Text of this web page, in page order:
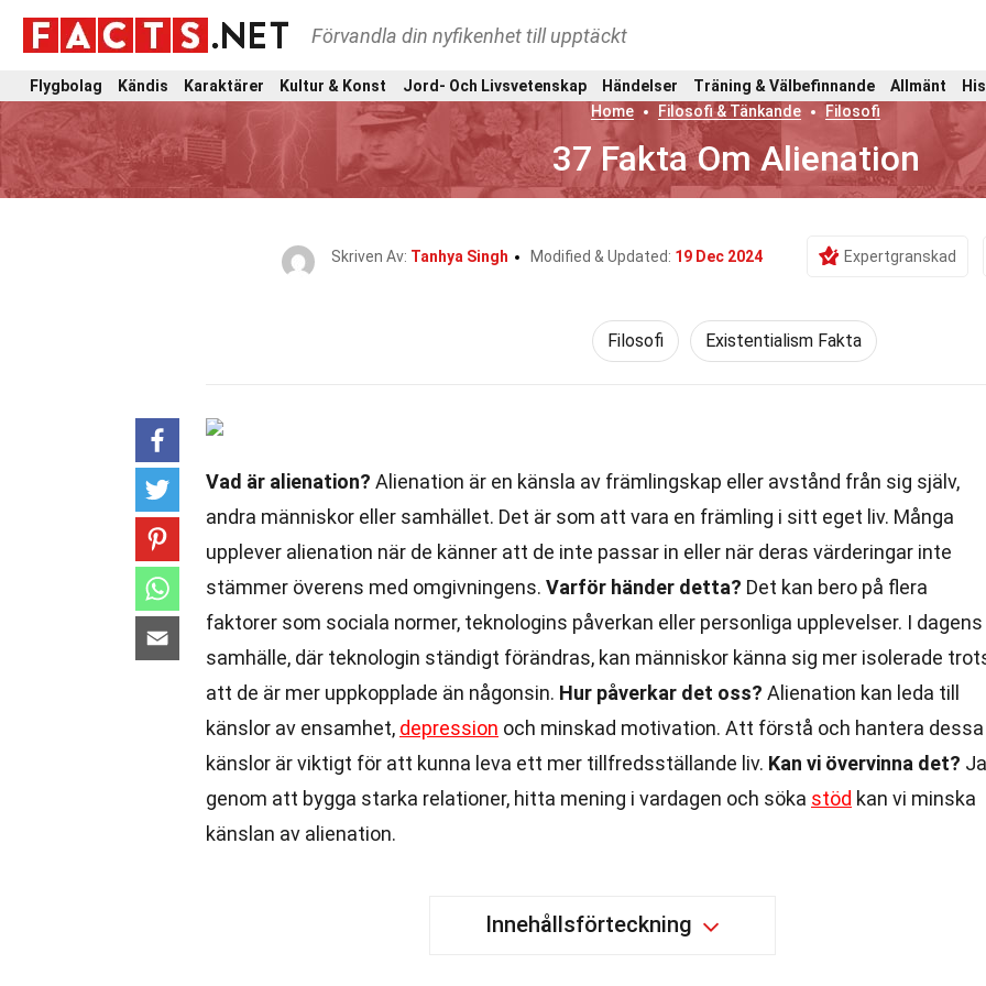
Förvandla din nyfikenhet till upptäckt
Flygbolag Kändis Karaktärer Kultur & Konst Jord- Och Livsvetenskap Händelser Träning & Välbefinnande Allmänt
Home
Filosofi & Tänkande Filosofi
37 Fakta Om Alienation
Skriven Av: Tanhya Singh Modified & Updated: 19 Dec 2024 Expertgranskad
Filosofi Existentialism Fakta
Vad är alienation? Alienation är en känsla av främlingskap eller avstånd från sig själv,
andra människor eller samhället. Det är som att vara en främling i sitt eget liv. Många
upplever alienation när de känner att de inte passar in eller när deras värderingar inte
stämmer överens med omgivningens. Varför händer detta? Det kan bero på flera
faktorer som sociala normer, teknologins påverkan eller personliga upplevelser. I dagens
samhälle, där teknologin ständigt förändras, kan människor känna sig mer isolerade
att de är mer uppkopplade än någonsin. Hur påverkar det oss? Alienation kan leda till
känslor av ensamhet, depression och minskad motivation. Att förstå och hantera dessa
känslor är viktigt för att kunna leva ett mer tillfredsställande liv. Kan vi övervinna det?
genom att bygga starka relationer, hitta mening i vardagen och söka stöd kan vi minska
känslan av alienation.
Innehållsförteckning